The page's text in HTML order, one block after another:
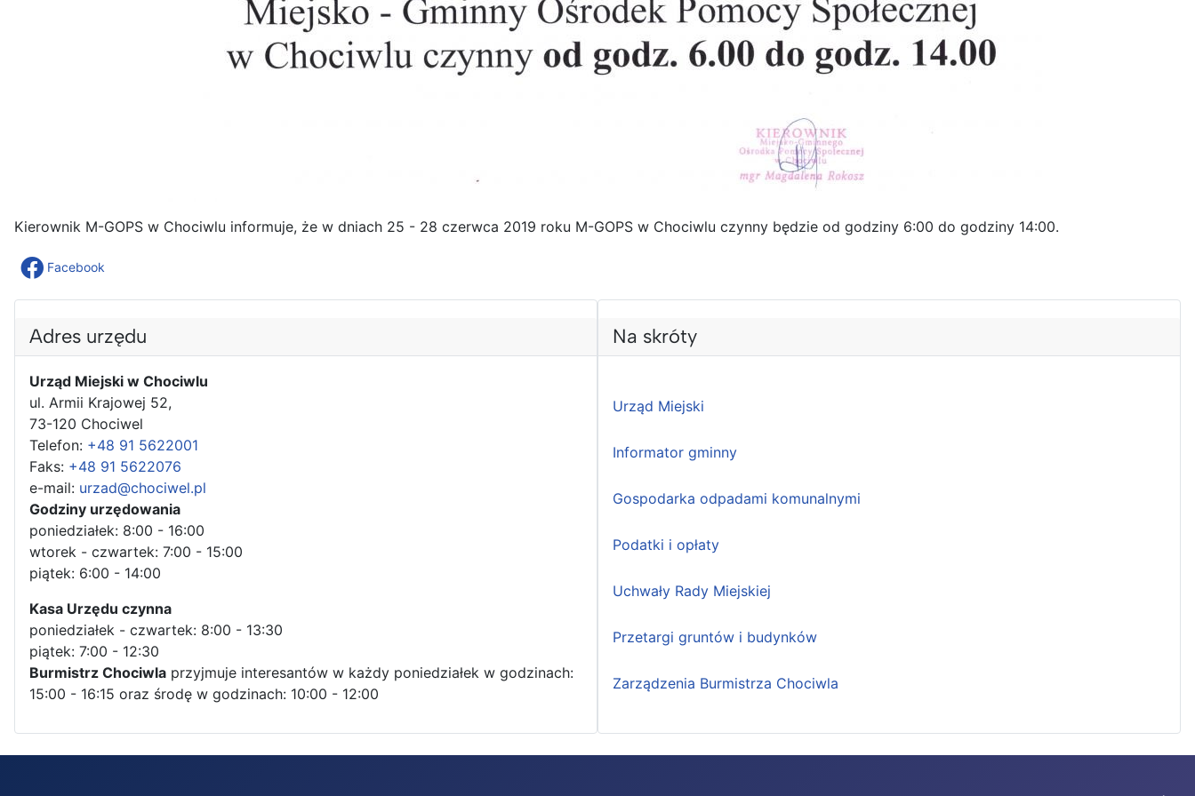
Kierownik M-GOPS w Chociwlu informuje, że w dniach 25 - 28 czerwca 2019 roku M-GOPS w Chociwlu czynny będzie od godziny 6:00 do godziny 14:00.
Facebook
Adres urzędu
Urząd Miejski w Chociwlu
ul. Armii Krajowej 52,
73-120 Chociwel
Telefon: +48 91 5622001
Faks: +48 91 5622076
e-mail: urzad@chociwel.pl
Godziny urzędowania
poniedziałek: 8:00 - 16:00
wtorek - czwartek: 7:00 - 15:00
piątek: 6:00 - 14:00
Kasa Urzędu czynna
poniedziałek - czwartek: 8:00 - 13:30
piątek: 7:00 - 12:30
Burmistrz Chociwla przyjmuje interesantów w każdy poniedziałek w godzinach:
15:00 - 16:15 oraz środę w godzinach: 10:00 - 12:00
Na skróty
Urząd Miejski
Informator gminny
Gospodarka odpadami komunalnymi
Podatki i opłaty
Uchwały Rady Miejskiej
Przetargi gruntów i budynków
Zarządzenia Burmistrza Chociwla